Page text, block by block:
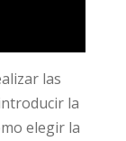
las
la
elegir la